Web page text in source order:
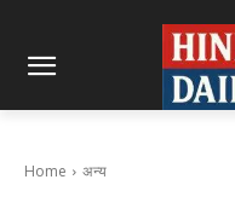
Home अन्य